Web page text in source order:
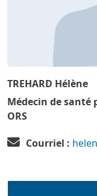
TREHARD Hélène
Médecin de santé
ORS
Courriel :